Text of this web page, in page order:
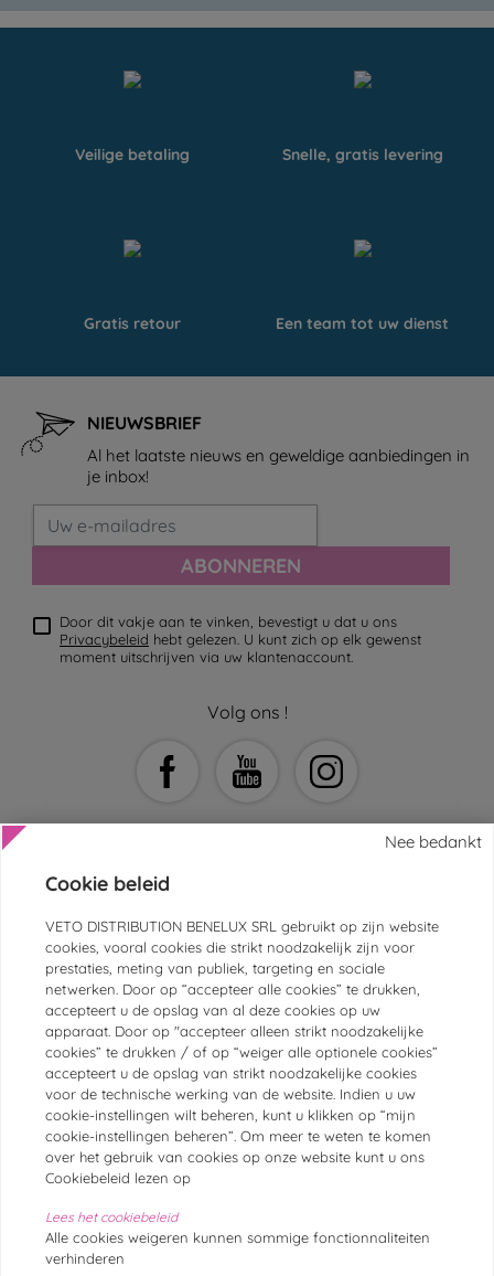
Veilige betaling Snelle, gratis levering
Gratis retour Een team tot uw dienst
NIEUWSBRIEF
Al het laatste nieuws en geweldige aanbiedingen in
je inbox!
ABONNEREN
Door dit vakje aan te vinken, bevestigt u dat u ons
Privacybeleid hebt gelezen. U kunt zich op elk gewenst
moment uitschrijven via uw klantenaccount.
Volg ons !
HULP EN CONTACT
KLANTENSERVICE
DIERENARTSEN EN -ASSISTENTEN
VEILIGE BETALINGEN
MERKEN
MEEST POPULAIRE CATEGORIEËN
Algemene verkoopvoorwaarden
Cookiebeleid
Beleid inzake het beheer van persoonsgegevens
Nee bedankt
Cookie beleid
VETO DISTRIBUTION BENELUX SRL gebruikt op zijn website
cookies, vooral cookies die strikt noodzakelijk zijn voor
prestaties, meting van publiek, targeting en sociale
netwerken. Door op “accepteer alle cookies” te drukken,
accepteert u de opslag van al deze cookies op uw
apparaat. Door op "accepteer alleen strikt noodzakelijke
cookies” te drukken / of op “weiger alle optionele cookies”
accepteert u de opslag van strikt noodzakelijke cookies
voor de technische werking van de website. Indien u uw
cookie-instellingen wilt beheren, kunt u klikken op “mijn
cookie-instellingen beheren”. Om meer te weten te komen
over het gebruik van cookies op onze website kunt u ons
Cookiebeleid lezen op
Lees het cookiebeleid
Alle cookies weigeren kunnen sommige fonctionnaliteiten
verhinderen